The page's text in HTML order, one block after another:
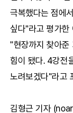
극복했다는 점에
싶다"라고 평가한
"현장까지 찾아준
힘이 됐다. 4강전
노려보겠다"라고
김형근 기자